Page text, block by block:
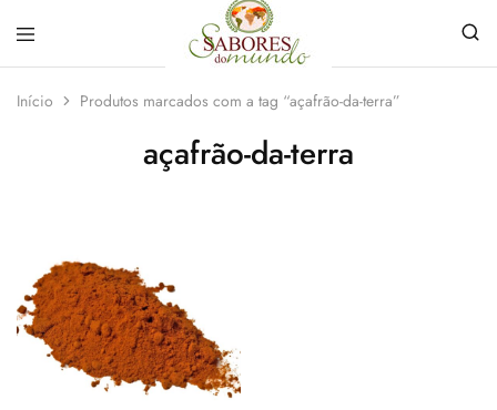
do
Mundo
loja
de
Especiarias
Início Produtos marcados com a tag “açafrão-da-terra”
açafrão-da-terra